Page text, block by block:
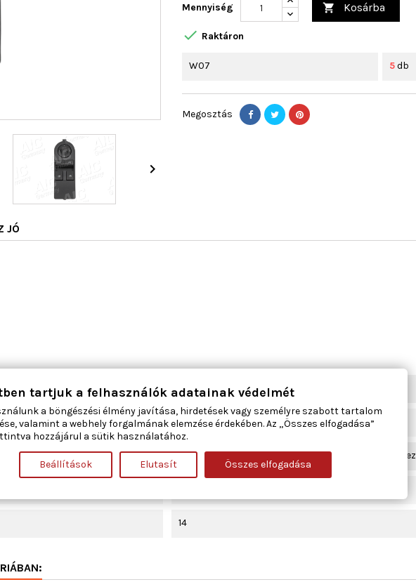

Mennyiség  Kosárba
 Raktáron
W07 5db
Megosztás
JÓ
vezetőoldali
fekete
Elektromos első ablakemelővel szerelt járművekhez
14
tartjuk a felhasználók adatainak védelmét
a böngészési élmény javítása, hirdetések vagy személyre szabott tartalom
valamint a webhely forgalmának elemzése érdekében. Az „Összes elfogadása”
hozzájárul a sütik használatához.
Beállítások Elutasít Összes elfogadása